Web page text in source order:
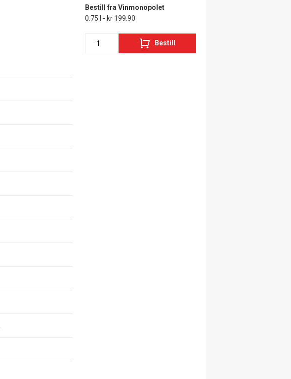
Bestill fra Vinmonopolet
0.75 l - kr 199.90
Bestill